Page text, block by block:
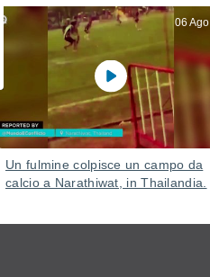
06 Ago
Un fulmine colpisce un campo da
calcio a Narathiwat, in Thailandia.